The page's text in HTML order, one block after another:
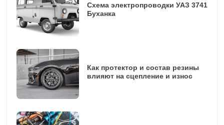
Схема электропроводки УАЗ 3741
Буханка
Как протектор и состав резины
влияют на сцепление и износ